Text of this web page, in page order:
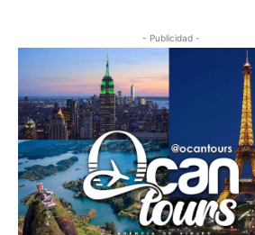
- Publicidad -